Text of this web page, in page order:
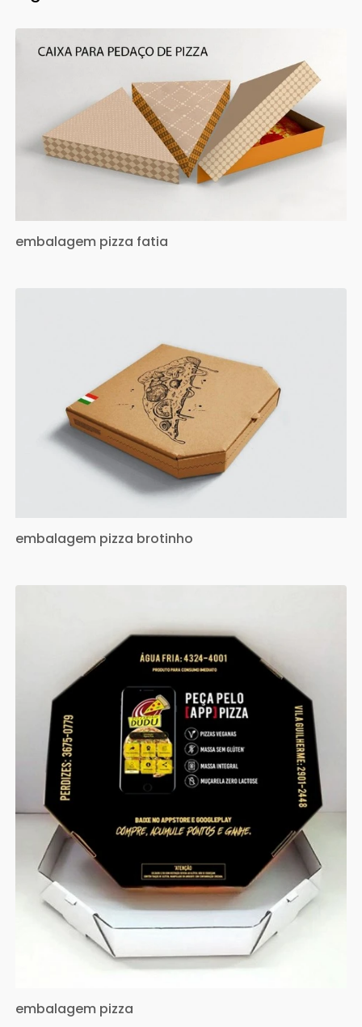
embalagem pizza fatia
embalagem pizza brotinho
embalagem pizza